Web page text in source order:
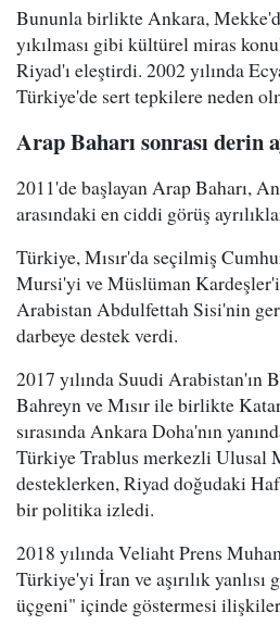
Bununla birlikte Ankara,
yıkılması gibi kültürel miras
Riyad'ı eleştirdi. 2002 yılında
Türkiye'de sert tepkilere neden
Arap Baharı sonrası derin
2011'de başlayan Arap Baharı,
arasındaki en ciddi görüş
Türkiye, Mısır'da seçilmiş
Mursi'yi ve Müslüman
Arabistan Abdulfettah Sisi'nin
darbeye destek verdi.
2017 yılında Suudi
Bahreyn ve Mısır ile birlikte
sırasında Ankara Doha'nın
Türkiye Trablus merkezli Ulusal
desteklerken, Riyad doğudaki
bir politika izledi.
2018 yılında Veliaht Prens
Türkiye'yi İran ve aşırılık
üçgeni" içinde göstermesi